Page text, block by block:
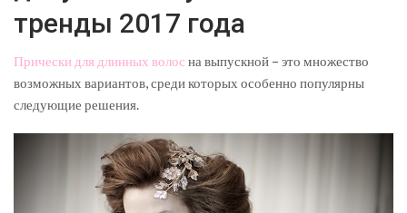
тренды 2017 года
Прически для длинных волос на выпускной – это множество
возможных вариантов, среди которых особенно популярны
следующие решения.